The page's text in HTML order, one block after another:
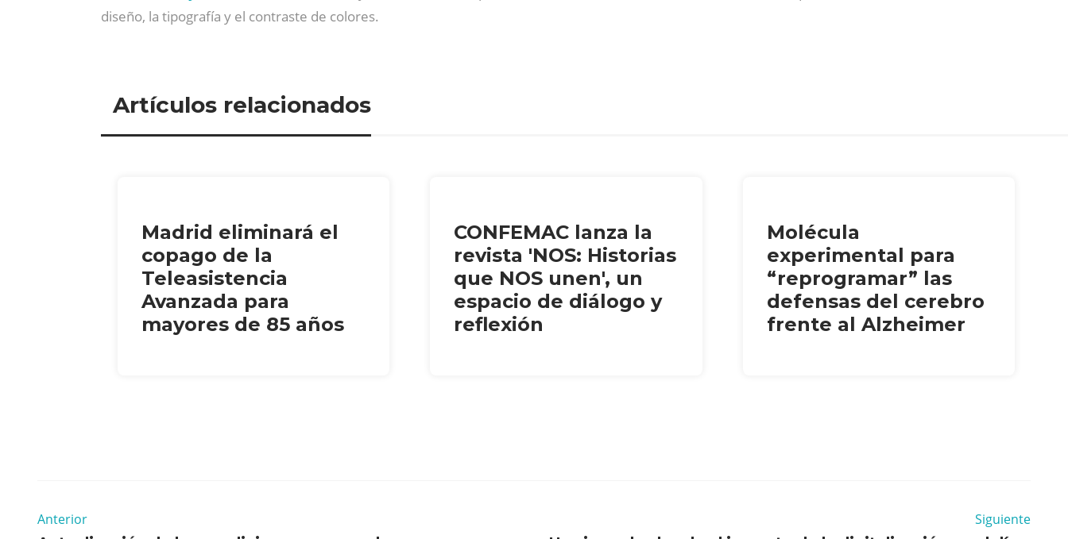
diseño, la tipografía y el contraste de colores.
Artículos relacionados
Madrid eliminará el
copago de la
Teleasistencia
Avanzada para
mayores de 85 años
CONFEMAC lanza la
revista 'NOS: Historias
que NOS unen', un
espacio de diálogo y
reflexión
Molécula
experimental para
“reprogramar” las
defensas del cerebro
frente al Alzheimer
Anterior Siguiente